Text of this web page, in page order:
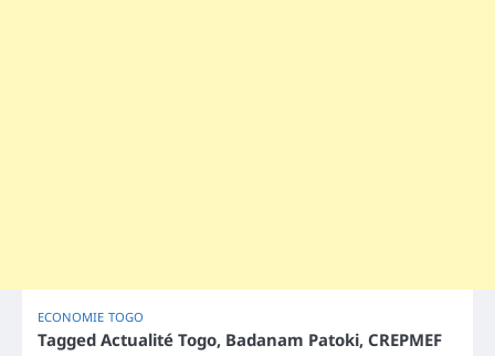
ECONOMIE TOGO
Tagged Actualité Togo, Badanam Patoki, CREPMEF